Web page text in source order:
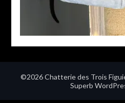
©2026 Chatterie des Trois
Superb